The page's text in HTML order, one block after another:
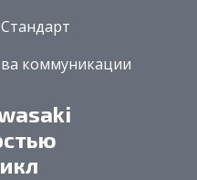
коммуникации